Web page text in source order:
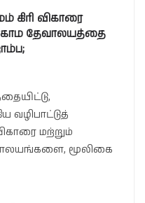
கிரி விகாரை
தேவாலயத்தை
மற்றும்
மூலிகை